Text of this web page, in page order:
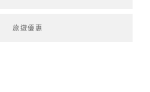
旅遊優惠